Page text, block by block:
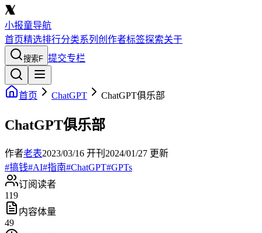
小报童导航
首页精选排行分类系列 创作者标签探索关于
搜索F 提交专栏
首页 ChatGPT ChatGPT俱乐部
ChatGPT俱乐部
作者老表2023/03/16 开刊 2024/01/27 更新
#搞钱#AI#指南#ChatGPT#GPTs
订阅读者
119
内容体量
49